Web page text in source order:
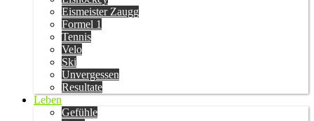
Eismeister Zaugg
Formel 1
Tennis
Velo
Ski
Unvergessen
Resultate
Leben
Gefühle